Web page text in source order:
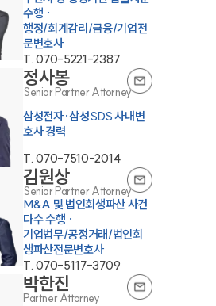
수행 ·
행정/회계감리/금융/기업전
문변호사
T.070-5221-2387
정사봉
Senior Partner Attorney
삼성전자·삼성SDS 사내변
호사 경력
T.070-7510-2014
김원상
Senior Partner Attorney
M&A 및 법인회생파산 사건
다수 수행 ·
기업법무/공정거래/법인회
생파산전문변호사
T.070-5117-3709
박한진
Partner Attorney